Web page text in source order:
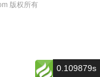
版权所有
0.109879s